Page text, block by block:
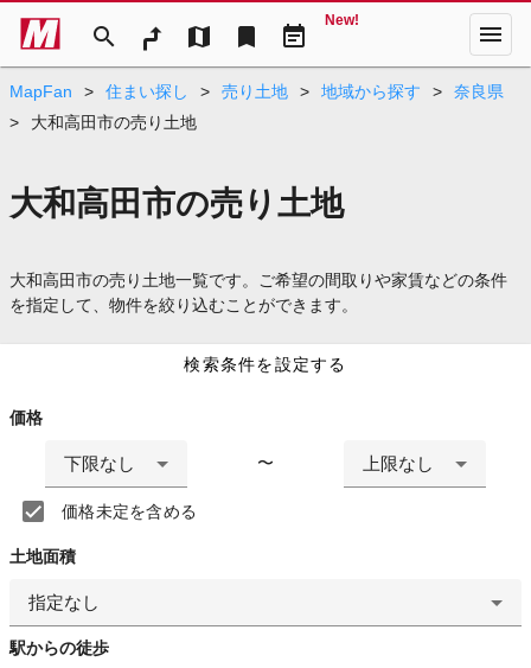
search map bookmark event_note
New! menu
MapFan > 住まい探し > 売り土地 > 地域から探す >
奈良県
>
大和高田市の売り土地
大和高田市の売り土地
大和高田市の売り土地一覧です。ご希望の間取りや家賃などの条件
を指定して、物件を絞り込むことができます。
検索条件を設定する
価格
下限なし 〜 上限なし
価格未定を含める
土地面積
指定なし
駅からの徒歩